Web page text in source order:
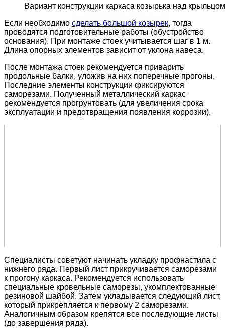
Вариант конструкции каркаса козырька над крыльцом
Если необходимо сделать большой козырек, тогда
проводятся подготовительные работы (обустройство
основания). При монтаже стоек учитывается шаг в 1 м.
Длина опорных элементов зависит от уклона навеса.
После монтажа стоек рекомендуется приварить
продольные балки, уложив на них поперечные прогоны.
Последние элементы конструкции фиксируются
саморезами. Полученный металлический каркас
рекомендуется прогрунтовать (для увеличения срока
эксплуатации и предотвращения появления коррозии).
Специалисты советуют начинать укладку профнастила с
нижнего ряда. Первый лист прикручивается саморезами
к прогону каркаса. Рекомендуется использовать
специальные кровельные саморезы, укомплектованные
резиновой шайбой. Затем укладывается следующий лист,
который прикрепляется к первому 2 саморезами.
Аналогичным образом крепятся все последующие листы
(до завершения ряда).